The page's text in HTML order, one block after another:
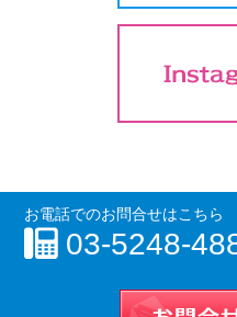
お電話でのお問合せはこちら
03-5248-